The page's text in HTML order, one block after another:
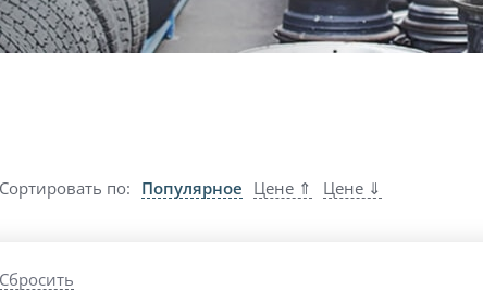
Сортировать по: Популярное Цене ⇑ Цене ⇓
Сбросить